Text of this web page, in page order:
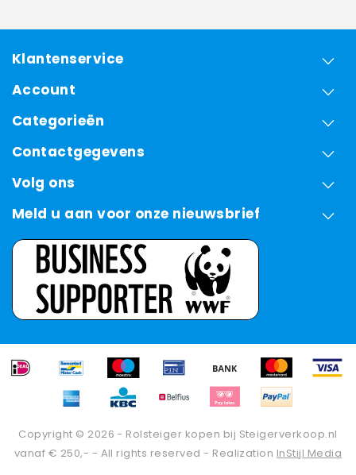
Klantenservice
Account
Categorieën
Contactgegevens
Volg ons
Meld u aan voor onze nieuwsbrief
Copyright © 2026 - Rolsteiger kopen bij Steigerverkoop.nl
vanaf € 250,- - All rights reserved - Realization InStijl Media